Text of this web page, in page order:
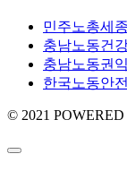
민주노총세
충남노동건
충남노동권
한국노동안
© 2021